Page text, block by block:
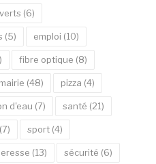
(6)
(5) emploi (10)
fibre optique (8)
mairie (48) pizza (4)
d'eau (7) santé (21)
(7) sport (4)
(13) sécurité (6)